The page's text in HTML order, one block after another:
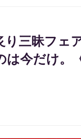
り三昧フェ
今だけ。